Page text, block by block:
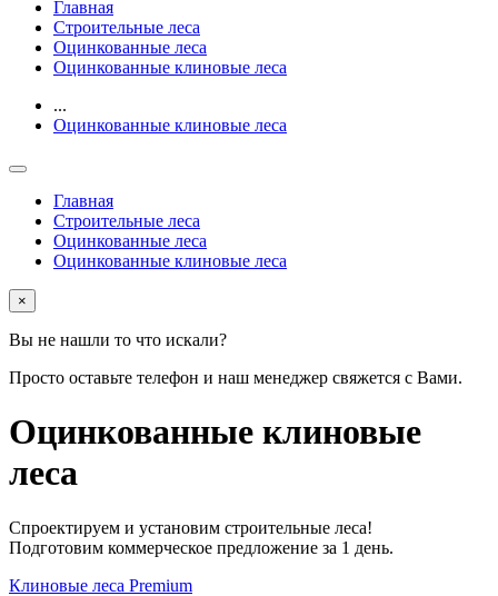
Главная
Строительные леса
Оцинкованные леса
Оцинкованные клиновые леса
...
Оцинкованные клиновые леса
Главная
Строительные леса
Оцинкованные леса
Оцинкованные клиновые леса
×
Вы не нашли то что искали?
Просто оставьте телефон и наш менеджер свяжется с Вами.
Оцинкованные клиновые
леса
Спроектируем и установим строительные леса!
Подготовим коммерческое предложение за 1 день.
Клиновые леса Premium